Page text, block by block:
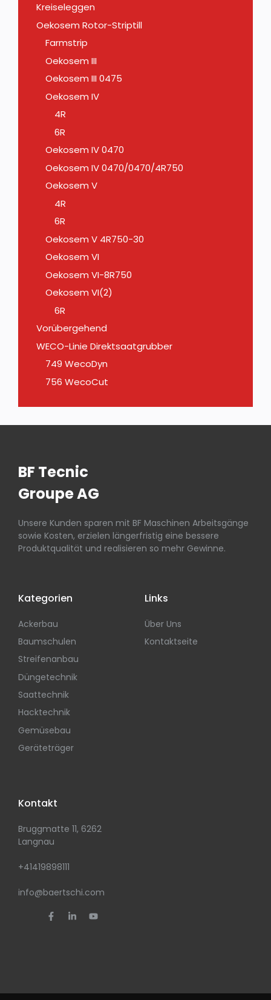
Kreiseleggen
Oekosem Rotor-Striptill
Farmstrip
Oekosem III
Oekosem III 0475
Oekosem IV
4R
6R
Oekosem IV 0470
Oekosem IV 0470/0470/4R750
Oekosem V
4R
6R
Oekosem V 4R750-30
Oekosem VI
Oekosem VI-8R750
Oekosem VI(2)
6R
Vorübergehend
WECO-Linie Direktsaatgrubber
749 WecoDyn
756 WecoCut
BF Tecnic
Groupe AG
Unsere Kunden sparen mit BF Maschinen Arbeitsgänge
sowie Kosten, erzielen längerfristig eine bessere
Produktqualität und realisieren so mehr Gewinne.
Kategorien
Ackerbau
Baumschulen
Streifenanbau
Düngetechnik
Saattechnik
Hacktechnik
Gemüsebau
Geräteträger
Links
Über Uns
Kontaktseite
Kontakt
Bruggmatte 11, 6262
Langnau
+41419898111
info@baertschi.com